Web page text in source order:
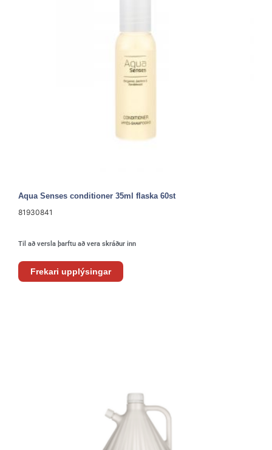
Aqua Senses conditioner 35ml flaska 60st
81930841
Til að versla þarftu að vera skráður inn
Frekari upplýsingar